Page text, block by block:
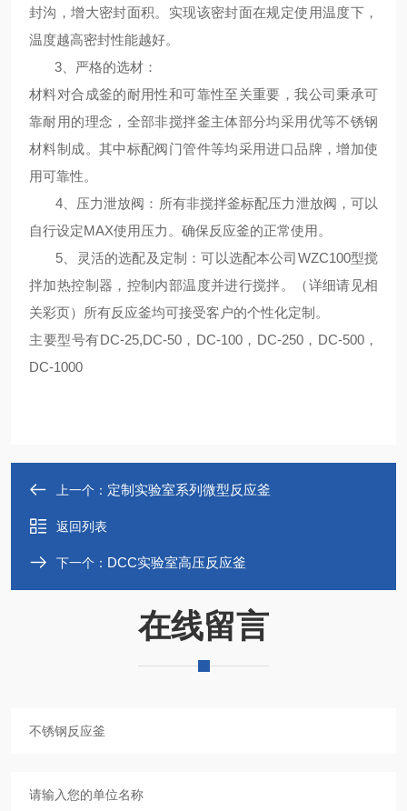
封沟，增大密封面积。实现该密封面在规定使用温度下，
温度越高密封性能越好。
3、 严格的选材 ：
材料对合成釜的耐用性和可靠性至关重要，我公司秉承可
靠耐用的理念，全部非搅拌釜主体部分均采用优等不锈钢
材料制成。其中标配阀门管件等均采用进口品牌，增加使
用可靠性。
4、 压力泄放阀 ： 所有非搅拌釜标配压力泄放阀，可以
自行设定MAX使用压力。确保反应釜的正常使用。
5、
灵活的选配及定制 ：可以选配本公司WZC100型搅
拌加热控制器，控制内部温度并进行搅拌。（详细请见相
关彩页）所有反应釜均可接受客户的个性化定制。
主要型号有DC-25,DC-50，DC-100，DC-250，DC-500，
DC-1000
上一个： 定制实验室系列微型反应釜
返回列表
下一个： DCC实验室高压反应釜
在线留言